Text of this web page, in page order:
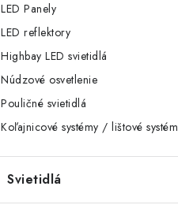
LED Panely
LED reflektory
Highbay LED svietidlá
Núdzové osvetlenie
Pouličné svietidlá
Koľajnicové systémy / lištové
Svietidlá